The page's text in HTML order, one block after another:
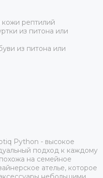
кожи рептилий
из питона или
из питона или
Python - высокое
подход к каждому
на семейное
ателье, которое